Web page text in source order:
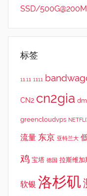
SSD/
标签
11.11 1111
CN2 cn2gia
greencloudvps
流量 东京 亚特兰大
鸡 宝塔 德国 拉斯维加
软银 洛杉矶